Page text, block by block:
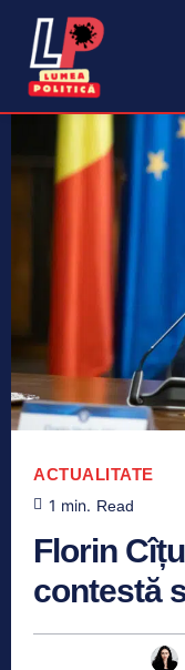
ACTUALITATE
1 min. Read
Florin
contestă